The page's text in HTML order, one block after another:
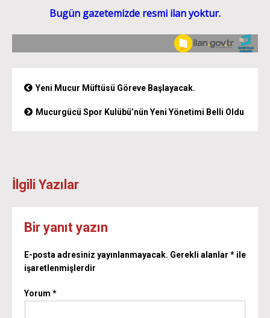
Yeni Mucur Müftüsü Göreve Başlayacak.
Mucurgücü Spor Kulübü’nün Yeni Yönetimi Belli Oldu
İlgili Yazılar
Bir yanıt yazın
E-posta adresiniz yayınlanmayacak. Gerekli alanlar * ile
işaretlenmişlerdir
Yorum *